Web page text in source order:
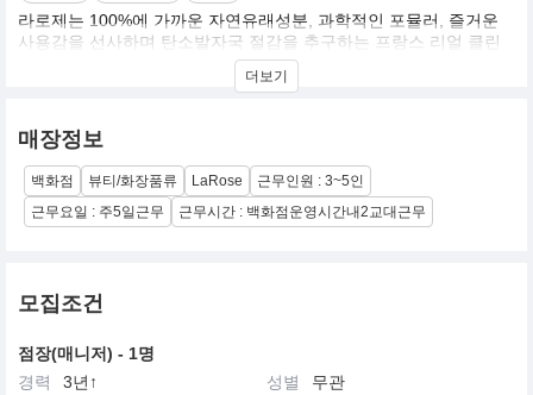
라로제는 100%에 가까운 자연유래성분, 과학적인 포뮬러, 즐거운
사용감을 선사하며 탄소발자국 절감을 추구하는 프랑스 리얼 클린
더보기
매장정보
백화점 뷰티/화장품류 LaRose
근무인원 : 3~5인
근무요일 : 주5일근무
근무시간 : 백화점운영시간내2교대근무
모집조건
점장(매니저) - 1명
경력
3년↑ 성별
무관